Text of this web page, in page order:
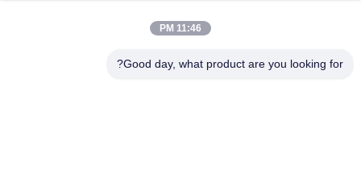
0086-21-66035560
11:46 PM
Good day, what product are you looking for?